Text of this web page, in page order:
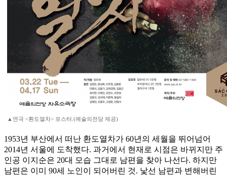
▲연극 <환도열차> 포스터.(예술의전당 제공)
1953년 부산에서 떠난 환도열차가 60년의 세월을 뛰어넘어
2014년 서울에 도착했다. 과거에서 현재로 시점은 바뀌지만 주
인공 이지순은 20대 모습 그대로 남편을 찾아 나선다. 하지만
남편은 이미 90세 노인이 되어버린 것. 낯선 남편과 변해버린